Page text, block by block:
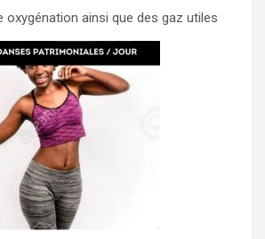
oxygénation ainsi que des gaz utiles